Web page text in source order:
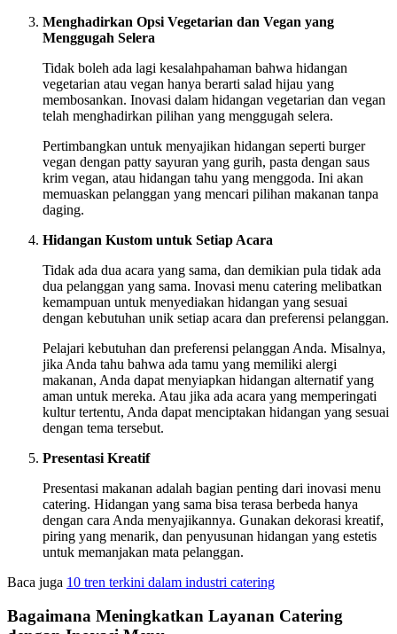
Menghadirkan Opsi Vegetarian dan Vegan yang
Menggugah Selera
Tidak boleh ada lagi kesalahpahaman bahwa hidangan
vegetarian atau vegan hanya berarti salad hijau yang
membosankan. Inovasi dalam hidangan vegetarian dan vegan
telah menghadirkan pilihan yang menggugah selera.
Pertimbangkan untuk menyajikan hidangan seperti burger
vegan dengan patty sayuran yang gurih, pasta dengan saus
krim vegan, atau hidangan tahu yang menggoda. Ini akan
memuaskan pelanggan yang mencari pilihan makanan tanpa
daging.
Hidangan Kustom untuk Setiap Acara
Tidak ada dua acara yang sama, dan demikian pula tidak ada
dua pelanggan yang sama. Inovasi menu catering melibatkan
kemampuan untuk menyediakan hidangan yang sesuai
dengan kebutuhan unik setiap acara dan preferensi pelanggan.
Pelajari kebutuhan dan preferensi pelanggan Anda. Misalnya,
jika Anda tahu bahwa ada tamu yang memiliki alergi
makanan, Anda dapat menyiapkan hidangan alternatif yang
aman untuk mereka. Atau jika ada acara yang memperingati
kultur tertentu, Anda dapat menciptakan hidangan yang sesuai
dengan tema tersebut.
Presentasi Kreatif
Presentasi makanan adalah bagian penting dari inovasi menu
catering. Hidangan yang sama bisa terasa berbeda hanya
dengan cara Anda menyajikannya. Gunakan dekorasi kreatif,
piring yang menarik, dan penyusunan hidangan yang estetis
untuk memanjakan mata pelanggan.
Baca juga 10 tren terkini dalam industri catering
Bagaimana Meningkatkan Layanan Catering